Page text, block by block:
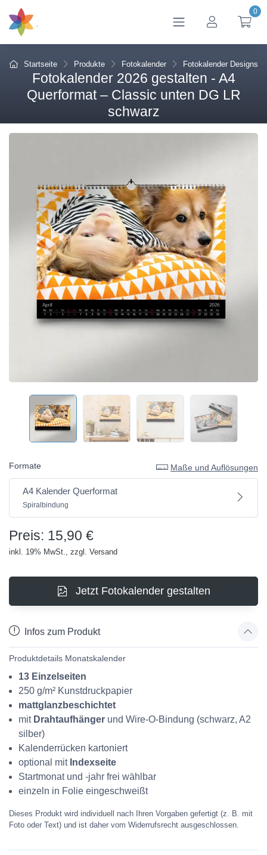
0
Startseite Produkte Fotokalender Fotokalender Designs
Fotokalender 2026 gestalten - A4
Querformat – Classic unten DG LR
schwarz
Formate Maße und Auflösungen
A4 Kalender Querformat
Spiralbindung
Preis: 15,90 €
inkl. 19% MwSt., zzgl. Versand
Jetzt Fotokalender gestalten
Infos zum Produkt
Produktdetails Monatskalender
13 Einzelseiten
250 g/m² Kunstdruckpapier
mattglanzbeschichtet
mit Drahtaufhänger und Wire-O-Bindung (schwarz, A2
silber)
Kalenderrücken kartoniert
optional mit Indexseite
Startmonat und -jahr frei wählbar
einzeln in Folie eingeschweißt
Dieses Produkt wird individuell nach Ihren Vorgaben gefertigt (z. B. mit
Foto oder Text) und ist daher vom Widerrufsrecht ausgeschlossen.